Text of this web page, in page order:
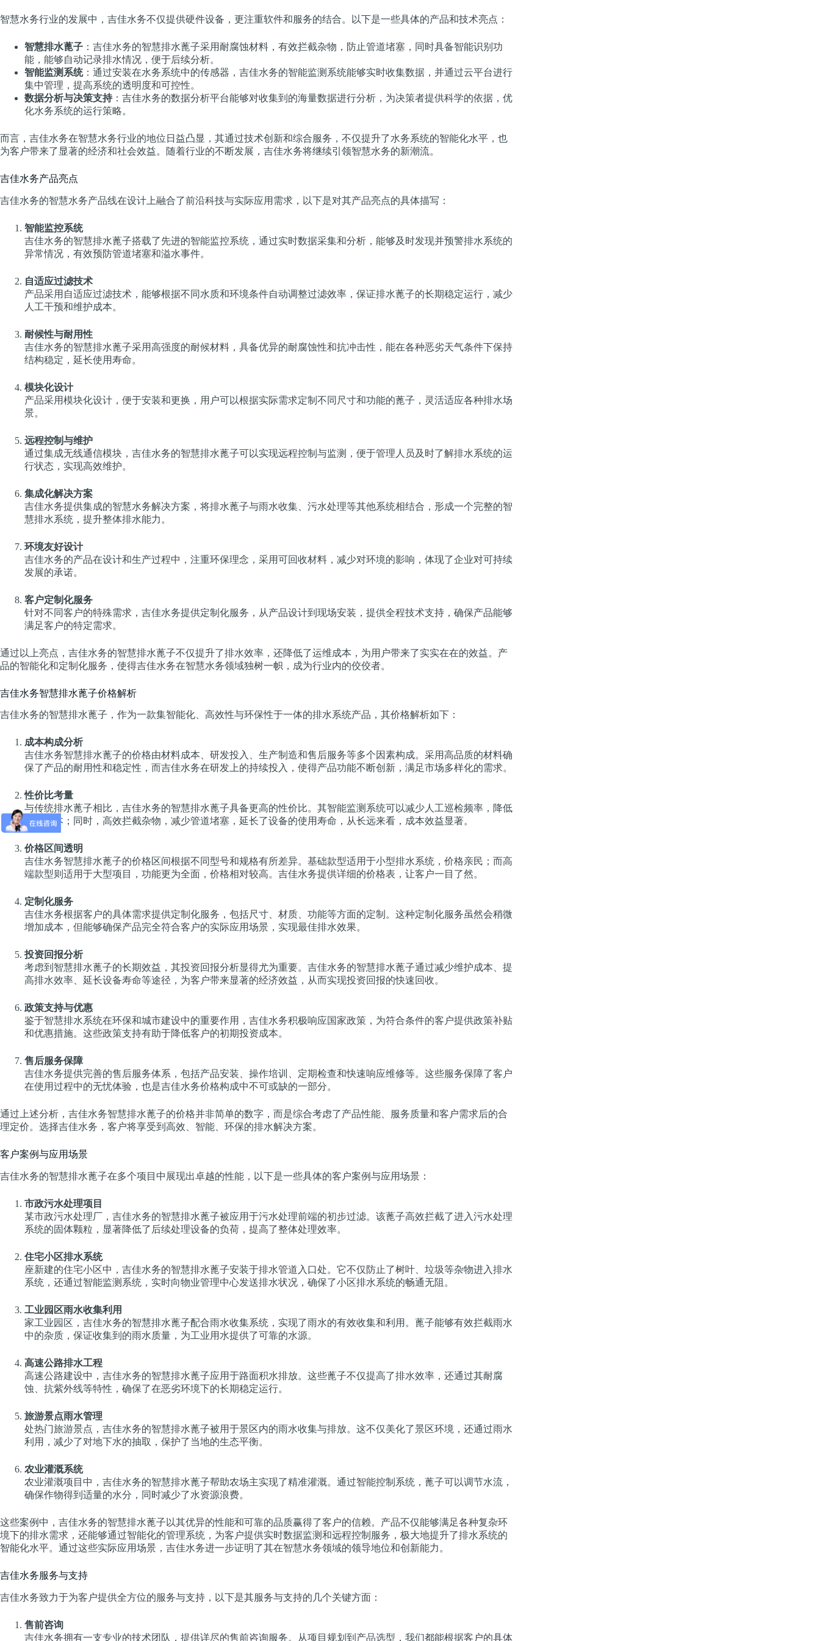
智慧水务行业的发展中，吉佳水务不仅提供硬件设备，更注重软件和服务的结合。以下是一些具体的产品和技术亮点：
智慧排水蓖子 ：吉佳水务的智慧排水蓖子采用耐腐蚀材料，有效拦截杂物，防止管道堵塞，同时具备智能识别功
能，能够自动记录排水情况，便于后续分析。
智能监测系统：通过安装在水务系统中的传感器，吉佳水务的智能监测系统能够实时收集数据，并通过云平台进行
集中管理，提高系统的透明度和可控性。
数据分析与决策支持：吉佳水务的数据分析平台能够对收集到的海量数据进行分析，为决策者提供科学的依据，优
化水务系统的运行策略。
而言，吉佳水务在智慧水务行业的地位日益凸显，其通过技术创新和综合服务，不仅提升了水务系统的智能化水平，也
为客户带来了显著的经济和社会效益。随着行业的不断发展，吉佳水务将继续引领智慧水务的新潮流。
吉佳水务产品亮点
吉佳水务的智慧水务产品线在设计上融合了前沿科技与实际应用需求，以下是对其产品亮点的具体描写：
智能监控系统
吉佳水务的智慧排水蓖子搭载了先进的智能监控系统，通过实时数据采集和分析，能够及时发现并预警排水系统的
异常情况，有效预防管道堵塞和溢水事件。
自适应过滤技术
产品采用自适应过滤技术，能够根据不同水质和环境条件自动调整过滤效率，保证排水蓖子的长期稳定运行，减少
人工干预和维护成本。
耐候性与耐用性
吉佳水务的智慧排水蓖子采用高强度的耐候材料，具备优异的耐腐蚀性和抗冲击性，能在各种恶劣天气条件下保持
结构稳定，延长使用寿命。
模块化设计
产品采用模块化设计，便于安装和更换，用户可以根据实际需求定制不同尺寸和功能的蓖子，灵活适应各种排水场
景。
远程控制与维护
通过集成无线通信模块，吉佳水务的智慧排水蓖子可以实现远程控制与监测，便于管理人员及时了解排水系统的运
行状态，实现高效维护。
集成化解决方案
吉佳水务提供集成的智慧水务解决方案，将排水蓖子与雨水收集、污水处理等其他系统相结合，形成一个完整的智
慧排水系统，提升整体排水能力。
环境友好设计
吉佳水务的产品在设计和生产过程中，注重环保理念，采用可回收材料，减少对环境的影响，体现了企业对可持续
发展的承诺。
客户定制化服务
针对不同客户的特殊需求，吉佳水务提供定制化服务，从产品设计到现场安装，提供全程技术支持，确保产品能够
满足客户的特定需求。
通过以上亮点，吉佳水务的智慧排水蓖子不仅提升了排水效率，还降低了运维成本，为用户带来了实实在在的效益。产
品的智能化和定制化服务，使得吉佳水务在智慧水务领域独树一帜，成为行业内的佼佼者。
吉佳水务智慧排水蓖子价格解析
吉佳水务的智慧排水蓖子，作为一款集智能化、高效性与环保性于一体的排水系统产品，其价格解析如下：
成本构成分析
吉佳水务智慧排水蓖子的价格由材料成本、研发投入、生产制造和售后服务等多个因素构成。采用高品质的材料确
保了产品的耐用性和稳定性，而吉佳水务在研发上的持续投入，使得产品功能不断创新，满足市场多样化的需求。
性价比考量
与传统排水蓖子相比，吉佳水务的智慧排水蓖子具备更高的性价比。其智能监测系统可以减少人工巡检频率，降低
维护成本；同时，高效拦截杂物，减少管道堵塞，延长了设备的使用寿命，从长远来看，成本效益显著。
价格区间透明
吉佳水务智慧排水蓖子的价格区间根据不同型号和规格有所差异。基础款型适用于小型排水系统，价格亲民；而高
端款型则适用于大型项目，功能更为全面，价格相对较高。吉佳水务提供详细的价格表，让客户一目了然。
定制化服务
吉佳水务根据客户的具体需求提供定制化服务，包括尺寸、材质、功能等方面的定制。这种定制化服务虽然会稍微
增加成本，但能够确保产品完全符合客户的实际应用场景，实现最佳排水效果。
投资回报分析
考虑到智慧排水蓖子的长期效益，其投资回报分析显得尤为重要。吉佳水务的智慧排水蓖子通过减少维护成本、提
高排水效率、延长设备寿命等途径，为客户带来显著的经济效益，从而实现投资回报的快速回收。
政策支持与优惠
鉴于智慧排水系统在环保和城市建设中的重要作用，吉佳水务积极响应国家政策，为符合条件的客户提供政策补贴
和优惠措施。这些政策支持有助于降低客户的初期投资成本。
售后服务保障
吉佳水务提供完善的售后服务体系，包括产品安装、操作培训、定期检查和快速响应维修等。这些服务保障了客户
在使用过程中的无忧体验，也是吉佳水务价格构成中不可或缺的一部分。
通过上述分析，吉佳水务智慧排水蓖子的价格并非简单的数字，而是综合考虑了产品性能、服务质量和客户需求后的合
理定价。选择吉佳水务，客户将享受到高效、智能、环保的排水解决方案。
客户案例与应用场景
吉佳水务的智慧排水蓖子在多个项目中展现出卓越的性能，以下是一些具体的客户案例与应用场景：
市政污水处理项目
某市政污水处理厂，吉佳水务的智慧排水蓖子被应用于污水处理前端的初步过滤。该蓖子高效拦截了进入污水处理
系统的固体颗粒，显著降低了后续处理设备的负荷，提高了整体处理效率。
住宅小区排水系统
座新建的住宅小区中，吉佳水务的智慧排水蓖子安装于排水管道入口处。它不仅防止了树叶、垃圾等杂物进入排水
系统，还通过智能监测系统，实时向物业管理中心发送排水状况，确保了小区排水系统的畅通无阻。
工业园区雨水收集利用
家工业园区，吉佳水务的智慧排水蓖子配合雨水收集系统，实现了雨水的有效收集和利用。蓖子能够有效拦截雨水
中的杂质，保证收集到的雨水质量，为工业用水提供了可靠的水源。
高速公路排水工程
高速公路建设中，吉佳水务的智慧排水蓖子应用于路面积水排放。这些蓖子不仅提高了排水效率，还通过其耐腐
蚀、抗紫外线等特性，确保了在恶劣环境下的长期稳定运行。
旅游景点雨水管理
处热门旅游景点，吉佳水务的智慧排水蓖子被用于景区内的雨水收集与排放。这不仅美化了景区环境，还通过雨水
利用，减少了对地下水的抽取，保护了当地的生态平衡。
农业灌溉系统
农业灌溉项目中，吉佳水务的智慧排水蓖子帮助农场主实现了精准灌溉。通过智能控制系统，蓖子可以调节水流，
确保作物得到适量的水分，同时减少了水资源浪费。
这些案例中，吉佳水务的智慧排水蓖子以其优异的性能和可靠的品质赢得了客户的信赖。产品不仅能够满足各种复杂环
境下的排水需求，还能够通过智能化的管理系统，为客户提供实时数据监测和远程控制服务，极大地提升了排水系统的
智能化水平。通过这些实际应用场景，吉佳水务进一步证明了其在智慧水务领域的领导地位和创新能力。
吉佳水务服务与支持
吉佳水务致力于为客户提供全方位的服务与支持，以下是其服务与支持的几个关键方面：
售前咨询
吉佳水务拥有一支专业的技术团队，提供详尽的售前咨询服务。从项目规划到产品选型，我们都能根据客户的具体